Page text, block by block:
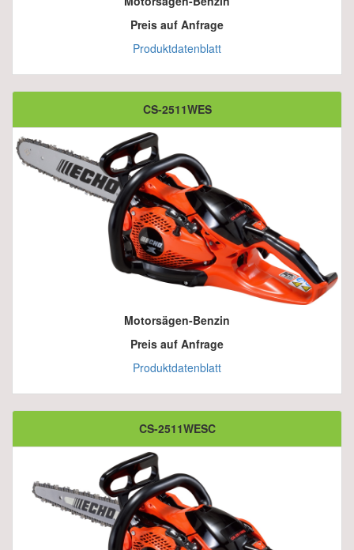
Preis auf Anfrage
Produktdatenblatt
CS-2511WES
Motorsägen-Benzin
Preis auf Anfrage
Produktdatenblatt
CS-2511WESC